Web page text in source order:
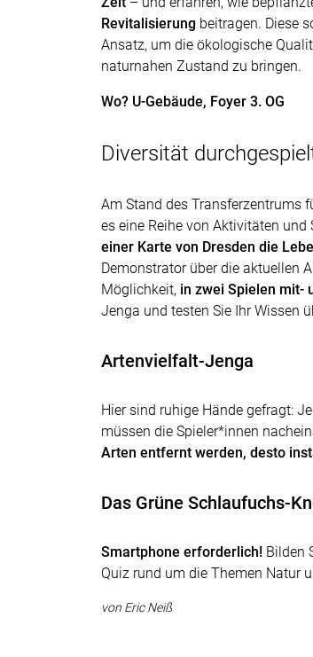
Revitalisierung beitragen. Diese
Ansatz, um die ökologische
naturnahen Zustand zu bringen.
Wo? U-Gebäude, Foyer 3. OG
Diversität
Am Stand des Transferzentrums
es eine Reihe von Aktivitäten
einer Karte von Dresden die
Demonstrator über die aktuellen
Möglichkeit, in zwei Spielen mit-
Jenga und testen Sie Ihr Wissen
Artenvielfalt-Jenga
Hier sind ruhige Hände gefragt:
müssen die Spieler*innen
Arten entfernt werden, desto
Das Grüne Schlaufuchs-
Smartphone erforderlich! Bilden
Quiz rund um die Themen Natur
von Eric Neiß